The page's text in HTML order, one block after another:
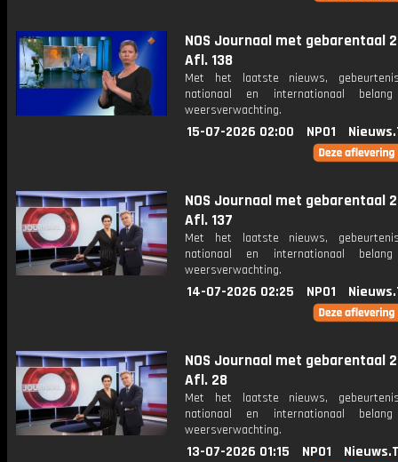
NOS Journaal met gebarentaal
Afl. 138
Met het laatste nieuws,
nationaal en internationaal
weersverwachting.
15-07-2026 02:00 NPO1
NOS Journaal met gebarentaal
Afl. 137
Met het laatste nieuws,
nationaal en internationaal
weersverwachting.
14-07-2026 02:25 NPO1
NOS Journaal met gebarentaal
Afl. 28
Met het laatste nieuws,
nationaal en internationaal
weersverwachting.
13-07-2026 01:15 NPO1